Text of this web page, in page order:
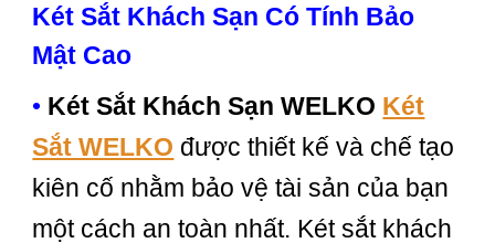
Két Sắt Khách Sạn Có Tính Bảo
Mật Cao
• Két Sắt Khách Sạn WELKO Két
Sắt WELKO được thiết kế và chế tạo
kiên cố nhằm bảo vệ tài sản của bạn
một cách an toàn nhất. Két sắt khách